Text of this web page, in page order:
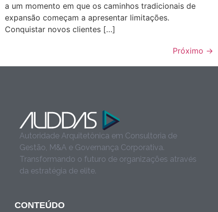
a um momento em que os caminhos tradicionais de
expansão começam a apresentar limitações.
Conquistar novos clientes […]
Próximo →
Autoridade Arquitetônica em Consultoria de
Gestão, M&A e Governança Corporativa.
Transformando o futuro de organizações através
da estratégia de elite.
CONTEÚDO